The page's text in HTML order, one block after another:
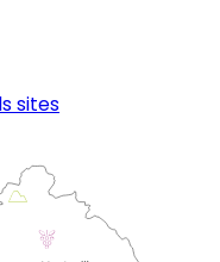
sites